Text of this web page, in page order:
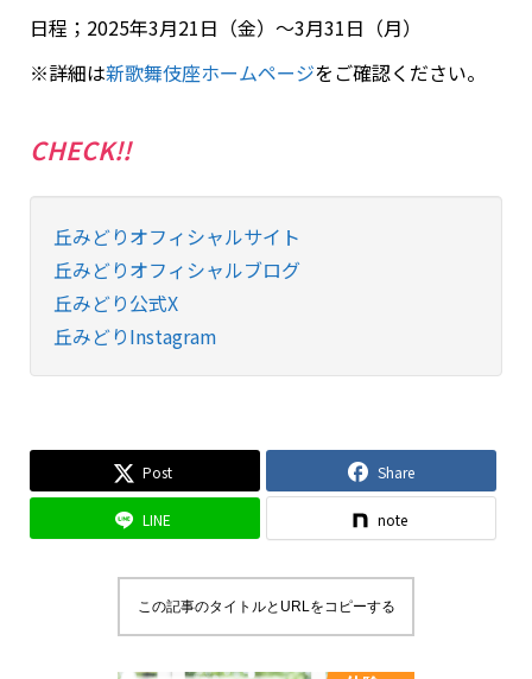
日程；2025年3月21日（金）～3月31日（月）
※詳細は新歌舞伎座ホームページをご確認ください。
CHECK!!
丘みどりオフィシャルサイト
丘みどりオフィシャルブログ
丘みどり公式X
丘みどりInstagram
Post Share
LINE note
この記事のタイトルとURLをコピーする